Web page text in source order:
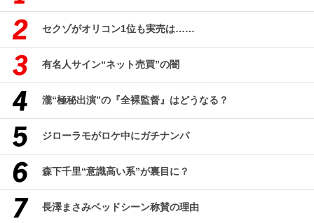
セクゾがオリコン1位も実売は……
有名人サイン“ネット売買”の闇
瀧“極秘出演”の『全裸監督』はどうなる？
ジローラモがロケ中にガチナンパ
森下千里“意識高い系”が裏目に？
長澤まさみベッドシーン称賛の理由